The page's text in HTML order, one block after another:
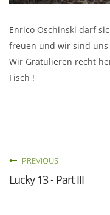
Enrico Oschinski darf
freuen und wir sind uns
Wir Gratulieren recht
Fisch !
PREVIOUS
Lucky 13 - Part III